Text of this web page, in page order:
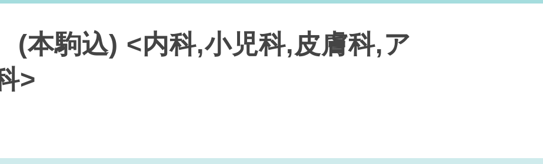
本駒込) <内科,小児科,皮膚科,ア
>